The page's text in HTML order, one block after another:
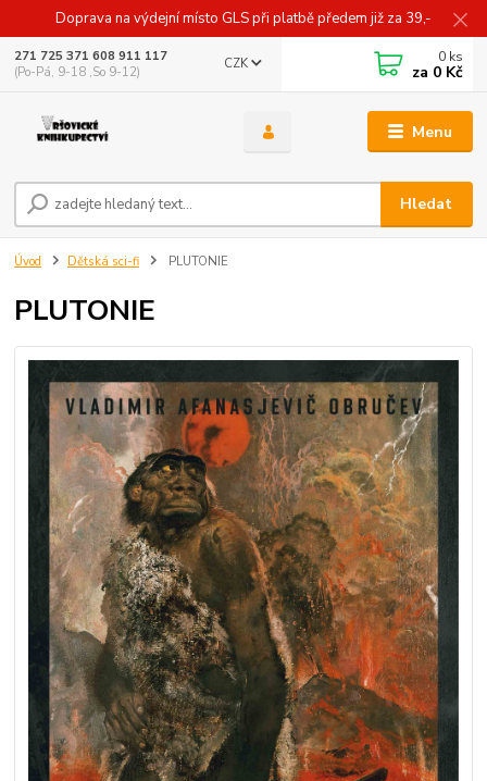
Doprava na výdejní místo GLS při platbě předem již za 39,-
Menu
CZK
Hledat
271 725 371 608 911 117
(Po-Pá, 9-18 ,So 9-12)
0 ks
za 0 Kč
Úvod Dětská sci-fi PLUTONIE
PLUTONIE